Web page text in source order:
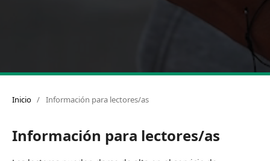
Inicio / Información para lectores/as
Información para lectores/as